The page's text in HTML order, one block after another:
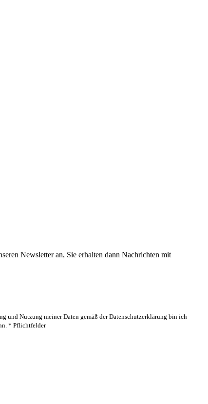
Newsletter an, Sie erhalten dann Nachrichten mit
und Nutzung meiner Daten gemäß der Datenschutzerklärung bin ich
* Pflichtfelder